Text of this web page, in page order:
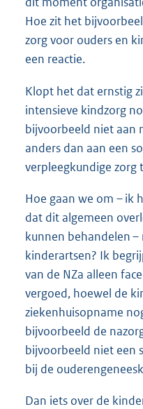
Hoe zit het
zorg voor ouders en
een reactie.
Klopt het dat ernstig
intensieve kindzorg
bijvoorbeeld niet aan
anders dan aan een
verpleegkundige zorg
Hoe gaan we om – ik
dat dit algemeen
kunnen behandelen
kinderartsen? Ik
van de NZa alleen
vergoed, hoewel de
ziekenhuisopname
bijvoorbeeld de
bijvoorbeeld niet een
bij de
Dan iets over de